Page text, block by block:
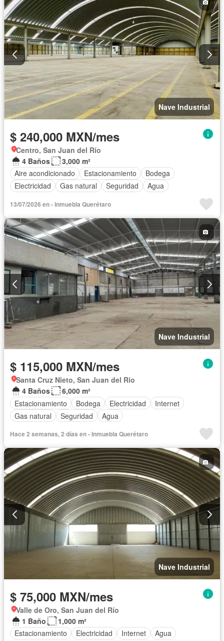
Nave Industrial
$ 240,000 MXN/mes
Centro, San Juan del Río
4 Baños
3,000 m²
Aire acondicionado
Estacionamiento
Bodega
Electricidad
Gas natural Seguridad Agua
13/07/2026 en - Inmuebla Querétaro
Nave Industrial
$ 115,000 MXN/mes
Santa Cruz Nieto, San Juan del Río
4 Baños
6,000 m²
Estacionamiento
Bodega Electricidad
Internet
Gas natural
Seguridad Agua
Hace 2 semanas, 2 días en - Inmuebla Querétaro
Nave Industrial
$ 75,000 MXN/mes
Valle de Oro, San Juan del Río
1 Baño
1,000 m²
Estacionamiento
Electricidad Internet Agua